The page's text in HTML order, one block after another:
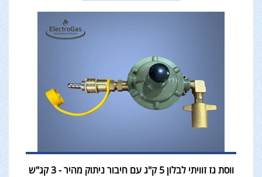
ווסת גז זוויתי לבלון 5 ק"ג עם חיבור ניתוק מהיר - 3 קג"ש